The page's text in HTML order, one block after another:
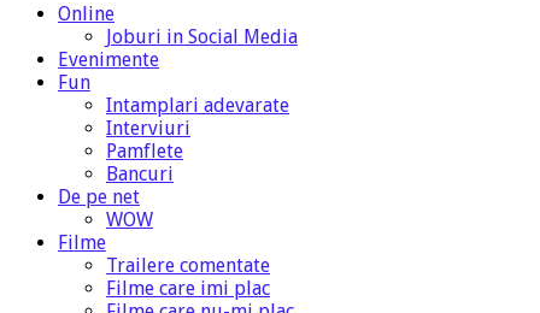
Online
Joburi in Social Media
Evenimente
Fun
Intamplari adevarate
Interviuri
Pamflete
Bancuri
De pe net
WOW
Filme
Trailere comentate
Filme care imi plac